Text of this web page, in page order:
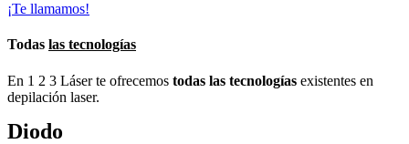
¡Te llamamos!
Todas las tecnologías
En 1 2 3 Láser te ofrecemos todas las tecnologías existentes en
depilación laser.
Diodo